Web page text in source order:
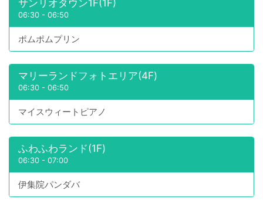
サンリオタウン1F(1F)
06:30 - 06:50
ポムポムプリン
マリーランドフォトエリア(4F)
06:30 - 06:50
マイスウィートピアノ
ふわふわランド(1F)
06:30 - 07:00
伊集院パンダバ